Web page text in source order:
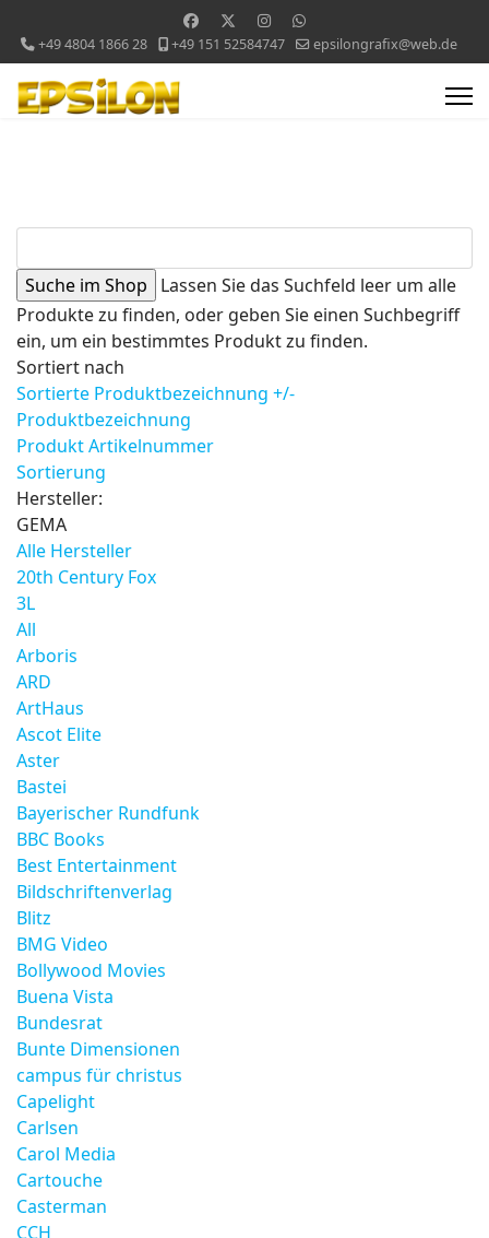
+49 4804 1866 28 +49 151 52584747 epsilongrafix@web.de
Lassen Sie das Suchfeld leer um alle
Produkte zu finden, oder geben Sie einen Suchbegriff
ein, um ein bestimmtes Produkt zu finden.
Sortiert nach
Sortierte Produktbezeichnung +/-
Produktbezeichnung
Produkt Artikelnummer
Sortierung
Hersteller:
GEMA
Alle Hersteller
20th Century Fox
3L
All
Arboris
ARD
ArtHaus
Ascot Elite
Aster
Bastei
Bayerischer Rundfunk
BBC Books
Best Entertainment
Bildschriftenverlag
Blitz
BMG Video
Bollywood Movies
Buena Vista
Bundesrat
Bunte Dimensionen
campus für christus
Capelight
Carlsen
Carol Media
Cartouche
Casterman
CCH